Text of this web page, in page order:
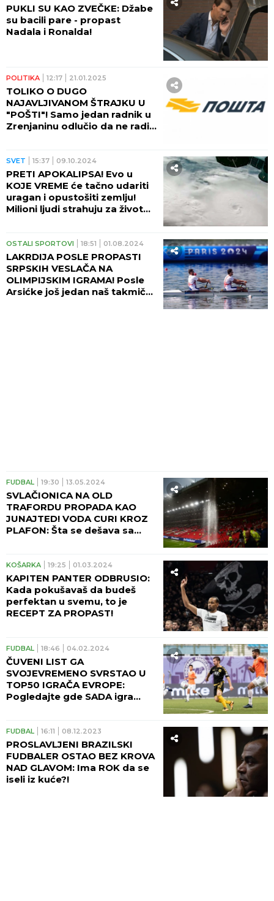
PUKLI SU KAO ZVEČKE: Džabe
su bacili pare - propast
Nadala i Ronalda!
POLITIKA 12:17 21.01.2025
TOLIKO O DUGO
NAJAVLJIVANOM ŠTRAJKU U
"POŠTI"! Samo jedan radnik u
Zrenjaninu odlučio da ne radi!
SVET 15:37 09.10.2024
PRETI APOKALIPSA! Evo u
KOJE VREME će tačno udariti
uragan i opustošiti zemlju!
Milioni ljudi strahuju za život
OSTALI SPORTOVI 18:51 01.08.2024
LAKRDIJA POSLE PROPASTI
SRPSKIH VESLAČA NA
OLIMPIJSKIM IGRAMA! Posle
Arsićke još jedan naš takmičar
FUDBAL 19:30 13.05.2024
SVLAČIONICA NA OLD
TRAFORDU PROPADA KAO
JUNAJTED! VODA CURI KROZ
PLAFON: Šta se dešava sa
KOŠARKA 19:25 01.03.2024
KAPITEN PANTER ODBRUSIO:
Kada pokušavaš da budeš
perfektan u svemu, to je
RECEPT ZA PROPAST!
FUDBAL 18:46 04.02.2024
ČUVENI LIST GA
SVOJEVREMENO SVRSTAO U
TOP50 IGRAČA EVROPE:
Pogledajte gde SADA igra
FUDBAL 16:11 08.12.2023
PROSLAVLJENI BRAZILSKI
FUDBALER OSTAO BEZ KROVA
NAD GLAVOM: Ima ROK da se
iseli iz kuće?!